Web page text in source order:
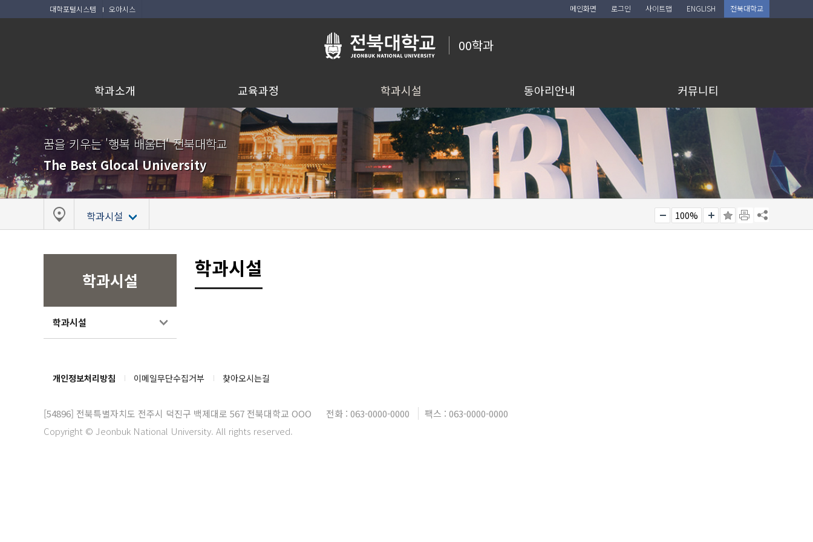
대학포털시스템 오아시스
00학과
메인화면 로그인 사이트맵 ENGLISH 전북대학교
학과소개 교육과정 학과시설 동아리안내 커뮤니티
꿈을 키우는 '행복 배움터' 전북대학교
The Best Glocal University
학과시설 100%
학과시설
학과시설
학과시설
개인정보처리방침 이메일무단수집거부 찾아오시는길
[54896] 전북특별자치도 전주시 덕진구 백제대로 567 전북대학교 OOO 전화 : 063-0000-0000
팩스 : 063-0000-0000
Copyright © Jeonbuk National University. All rights reserved.